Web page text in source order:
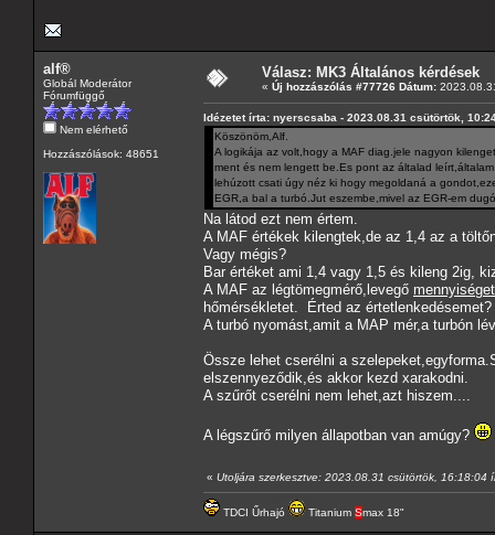
alf®
Globál Moderátor
Fórumfüggő
Nem elérhető
Hozzászólások: 48651
Válasz: MK3 Általános kérdések
« Új hozzászólás #77726 Dátum:
Idézetet írta: nyerscsaba - 2023.08.31 csütörtök,
Köszönöm,Alf.
A logikája az volt,hogy a MAF diag.jele nagyon
ment és nem lengett be.Es pont az általad
lehúzott csati úgy néz ki hogy megoldaná a
EGR,a bal a turbó.Jut eszembe,mivel az EGR-em
Na látod ezt nem értem.
A MAF értékek kilengtek,de az 1,4 az a
Vagy mégis?
Bar értéket ami 1,4 vagy 1,5 és kileng 2ig,
A MAF az légtömegmérő,levegő
hőmérsékletet. Érted az értetlenkedésemet?
A turbó nyomást,amit a MAP mér,a turbón
Össze lehet cserélni a
elszennyeződik,és akkor kezd xarakodni.
A szűrőt cserélni nem lehet,azt hiszem....
A légszűrő milyen állapotban van amúgy?
« Utoljára szerkesztve: 2023.08.31 csütörtök, 16:18:04
TDCI Űrhajó Titanium Smax 18"